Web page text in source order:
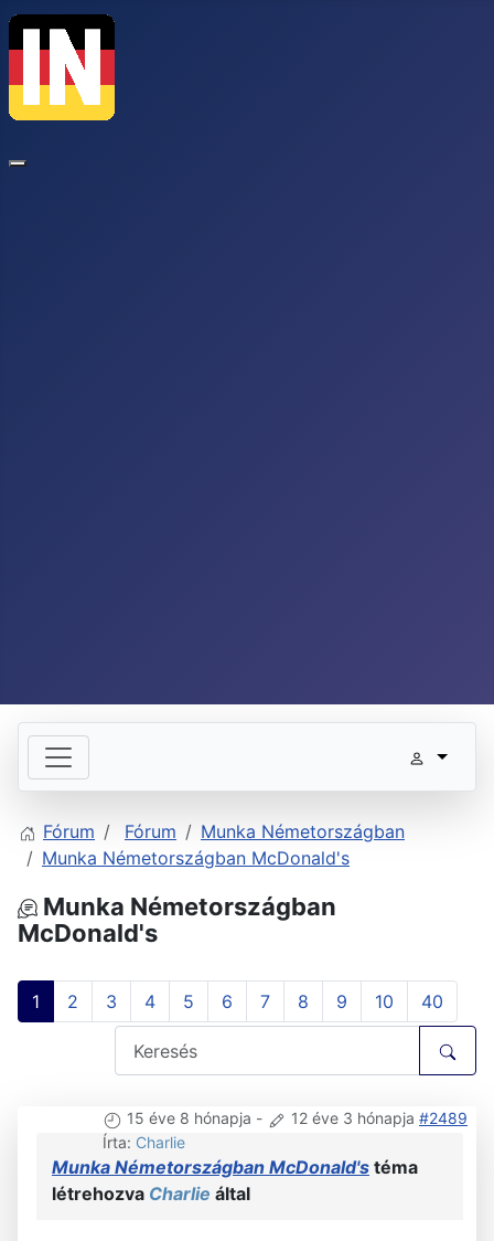
Fórum Fórum
Munka Németországban
Munka Németországban McDonald's
Munka Németországban
McDonald's
1 2 3 4 5 6 7 8 9 10 40
15 éve 8 hónapja - 12 éve 3 hónapja #2489
Írta: Charlie
Munka Németországban McDonald's téma
létrehozva Charlie által